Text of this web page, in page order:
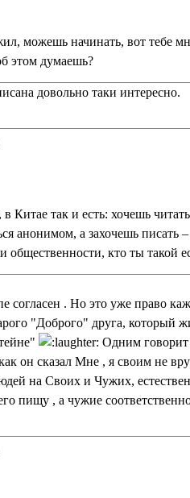
можешь начинать, вот тебе
этом думаешь?
довольно таки интересно.
в Китае так и есть: хочешь
анонимом, а захочешь писать
общественности, кто ты такой
согласен . Но это уже право
"Доброго" друга, который
Одним
он сказал Мне , я своим не
на Своих и Чужих,
пищу , а чужие